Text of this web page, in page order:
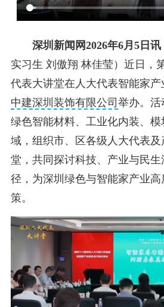
深圳新闻网2026年6月5日讯
实习生 刘傲翔 林佳莹）近日，
代表大讲堂在人大代表智能家
中建深圳装饰有限公司 举办。活
绿色智能材料、工业化内装、
域，组织市、区各级人大代表
堂，共同探讨科技、产业与民
径，为深圳绿色与智能家产业
策。